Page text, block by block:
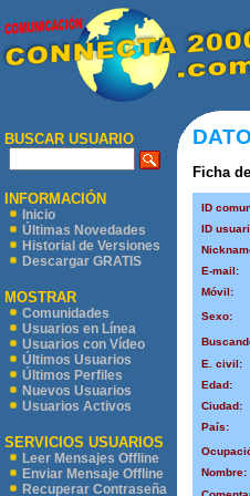
BUSCAR USUARIO
INFORMACIÓN
Inicio
Últimas Novedades
Historial de Versiones
Descargar GRATIS
MOSTRAR
Comunidades
Usuarios en Línea
Usuarios con Vídeo
Últimos Usuarios
Últimos Perfiles
Nuevos Usuarios
Usuarios Activos
SERVICIOS USUARIOS
Leer Mensajes Offline
Enviar Mensaje Offline
Recuperar Contraseña
Ficha
ID
ID
E-mail:
Móvil:
Sexo:
E. civil:
Edad:
Ciudad:
País:
Nombre: